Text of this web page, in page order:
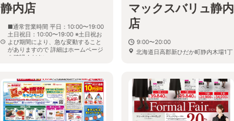
静内店
■通常営業時間 平日：10:00〜19:00
土日祝日：10:00〜19:00 ※土日祝お
よび期間により、急な変動すること
がありますので 詳細はホームページ
を確認ください
マックスバリュ静内
店
9:00〜20:00
北海道日高郡新ひだか町静内木場1丁